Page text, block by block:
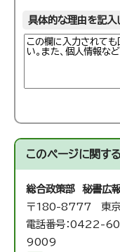
具体的な理由を記入
このページに関する
総合政策部 秘書広報
〒180-8777 東京
電話番号：0422-
9009